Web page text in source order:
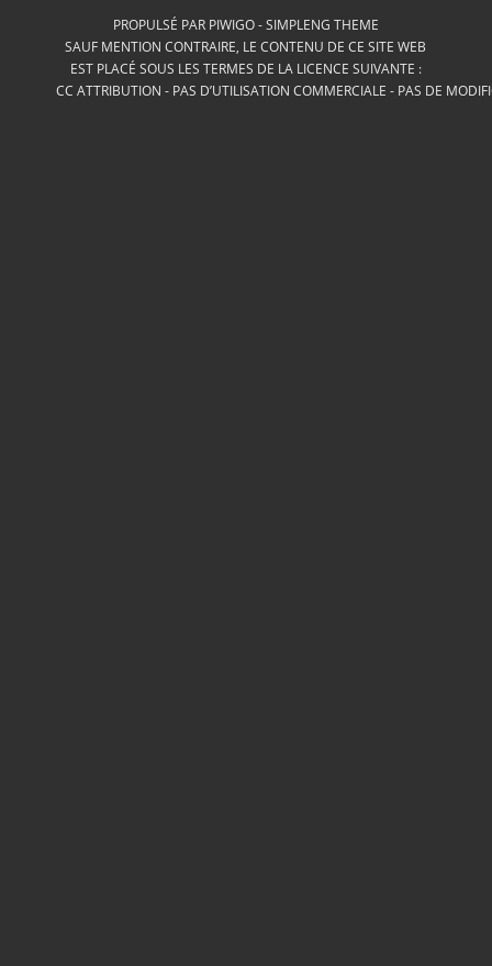
PROPULSÉ PAR PIWIGO-SIMPLENG THEME
SAUF MENTION CONTRAIRE, LE CONTENU DE CE SITE WEB
EST PLACÉ SOUS LES TERMES DE LA LICENCE SUIVANTE :
CC ATTRIBUTION - PAS D’UTILISATION COMMERCIALE - PAS DE